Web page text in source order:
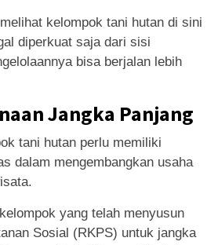
kelompok tani hutan di sini
diperkuat saja dari sisi
bisa berjalan lebih
Jangka Panjang
tani hutan perlu memiliki
dalam mengembangkan usaha
yang telah menyusun
Sosial (RKPS) untuk jangka